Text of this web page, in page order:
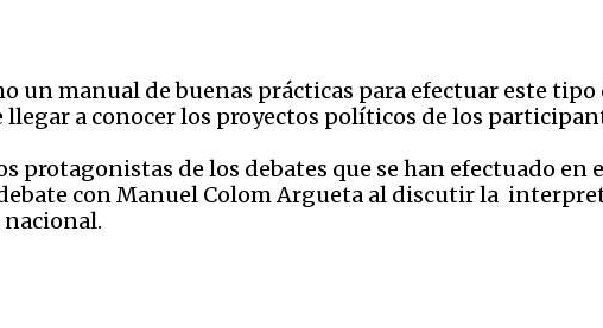
un manual de buenas prácticas para efectuar este
llegar a conocer los proyectos políticos de los
protagonistas de los debates que se han efectuado en
con Manuel Colom Argueta al discutir la
nacional.